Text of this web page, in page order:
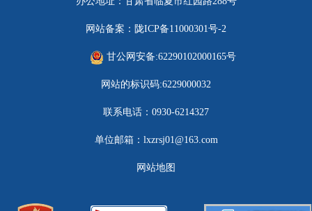
网站备案：陇ICP备11000301号-2
甘公网安备:62290102000165号
网站的标识码:6229000032
联系电话：0930-6214327
单位邮箱：lxzrsj01@163.com
网站地图